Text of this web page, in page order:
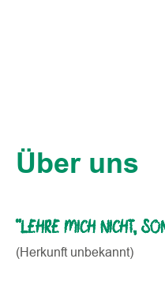
Über uns
"LEHRE MICH NICHT,
(Herkunft unbekannt)